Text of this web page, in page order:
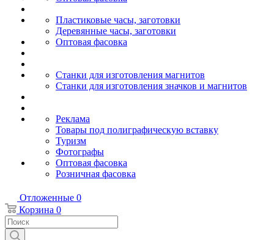
Пластиковые часы, заготовки
Деревянные часы, заготовки
Оптовая фасовка
Станки для изготовления магнитов
Станки для изготовления значков и магнитов
Реклама
Товары под полиграфическую вставку
Туризм
Фотографы
Оптовая фасовка
Розничная фасовка
Отложенные 0
Корзина 0